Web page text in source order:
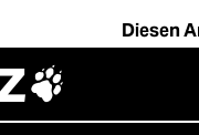
Diesen
